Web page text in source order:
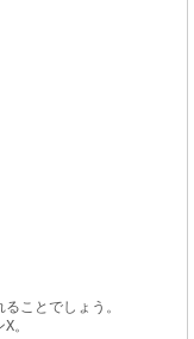
ことでしょう。
。